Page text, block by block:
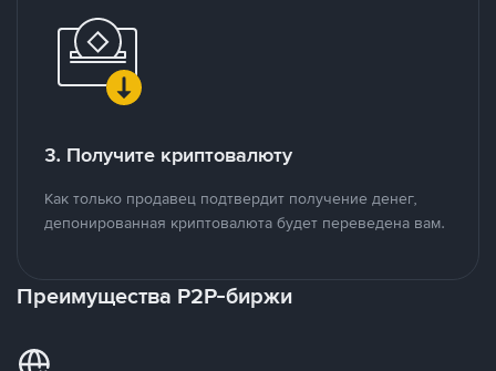
3. Получите криптовалюту
Как только продавец подтвердит получение денег,
депонированная криптовалюта будет переведена вам.
Преимущества P2P-биржи